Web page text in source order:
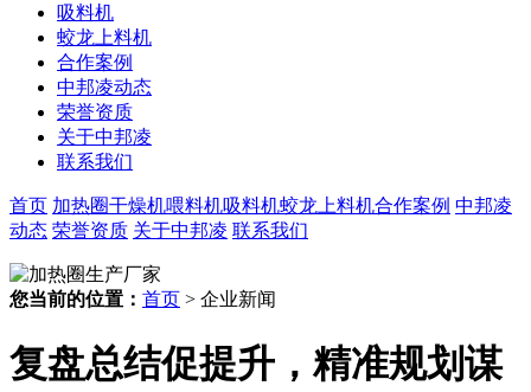
吸料机
蛟龙上料机
合作案例
中邦凌动态
荣誉资质
关于中邦凌
联系我们
首页 加热圈干燥机喂料机吸料机蛟龙上料机合作案例 中邦凌
动态 荣誉资质 关于中邦凌 联系我们
您当前的位置： 首页 > 企业新闻
复盘总结促提升，精准规划谋